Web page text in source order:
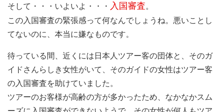
そして・・・いよいよ・・・ 入国審査。
この入国審査の緊張感って何なんでしょうね。悪いことし
てないのに、本当に嫌なものです。
待っている間、近くには日本人ツアー客の団体と、そのガ
イドさんらしき女性がいて、そのガイドの女性はツアー客
の入国審査を助けていました。
ツアーのお客様が高齢の方が多かったため、なかなかスム